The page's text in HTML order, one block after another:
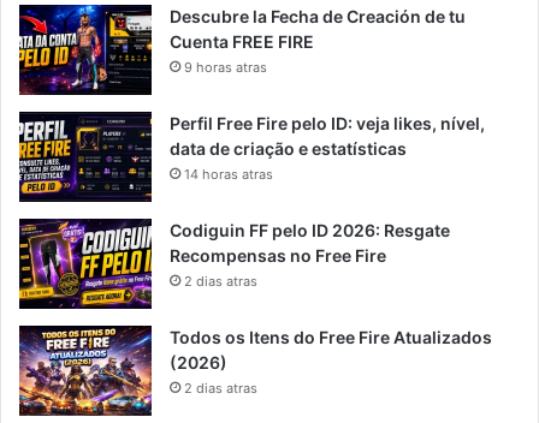
Descubre la Fecha de Creación de tu
Cuenta FREE FIRE
9 horas atras
Perfil Free Fire pelo ID: veja likes, nível,
data de criação e estatísticas
14 horas atras
Codiguin FF pelo ID 2026: Resgate
Recompensas no Free Fire
2 dias atras
Todos os Itens do Free Fire Atualizados
(2026)
2 dias atras